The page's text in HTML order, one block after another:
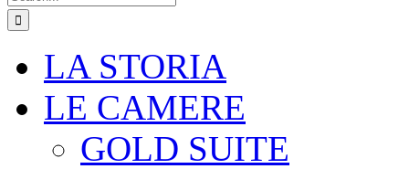
LA STORIA
LE CAMERE
GOLD SUITE